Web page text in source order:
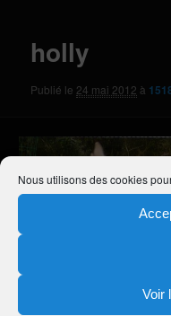
Nous utilisons des cookies
Voir
holly
Publié le 24 mai 2012 à